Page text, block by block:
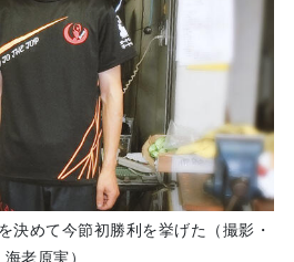
決めて今節初勝利を挙げた（撮影・
海老原実）